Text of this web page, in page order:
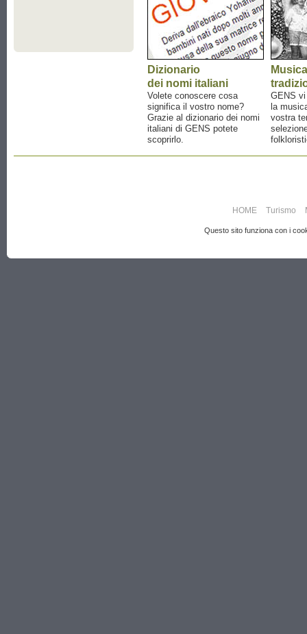
Dizionario
dei nomi italiani
Volete conoscere cosa
significa il vostro nome?
Grazie al dizionario dei nomi
italiani di GENS potete
scoprirlo.
Musica
GENS
la
vostra
HOME Turismo
Questo sito funziona con i